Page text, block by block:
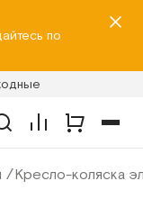
по
Кресло-коляска